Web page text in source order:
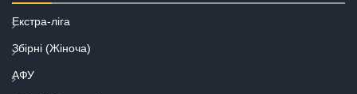
Екстра-ліга
Збірні (Жіноча)
АФУ